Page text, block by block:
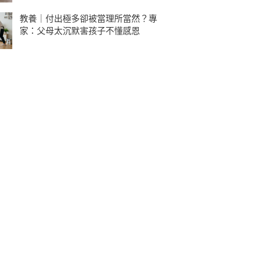
教養｜付出極多卻被當理所當然？專
家：父母太沉默害孩子不懂感恩